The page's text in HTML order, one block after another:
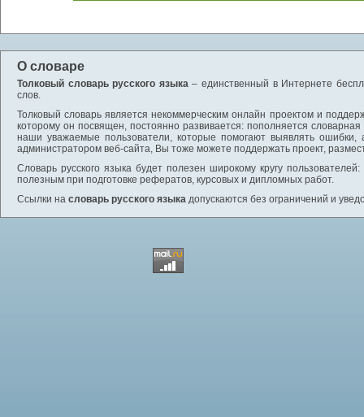
О словаре
Толковый словарь русского языка– единственный в Интернете
слов.
Толковый словарь является некоммерческим онлайн проектом и
которому он посвящен, постоянно развивается: пополняется
наши уважаемые пользователи, которые помогают выявлять
администратором веб-сайта, Вы тоже можете поддержать проект,
Словарь русского языка будет полезен широкому кругу
полезным при подготовке рефератов, курсовых и дипломных работ.
Ссылки на словарь русского языка допускаются без ограничений и